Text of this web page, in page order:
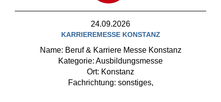
24.09.2026
KARRIEREMESSE KONSTANZ
Name: Beruf & Karriere Messe Konstanz
Kategorie: Ausbildungsmesse
Ort: Konstanz
Fachrichtung: sonstiges,